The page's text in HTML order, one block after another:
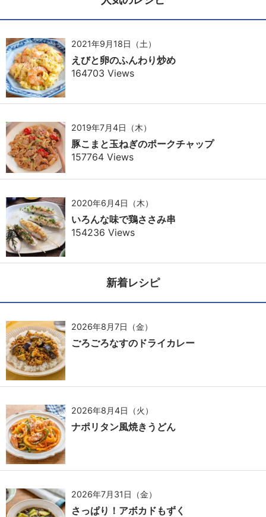
2021年9月18日（土）
えびと卵のふんわり炒め
164703 Views
2019年7月4日（木）
豚こまと玉ねぎのポークチャップ
157764 Views
2020年6月4日（木）
いろんな味で鶏ささみ串
154236 Views
新着レシピ
2026年8月7日（金）
ごろごろなすのドライカレー
2026年8月4日（火）
ナポリタン風焼きうどん
2026年7月31日（金）
さっぱり！アボカドもずく